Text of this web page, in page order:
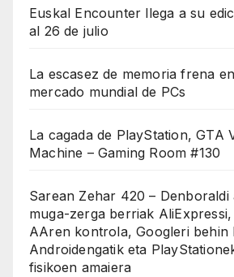
Euskal Encounter llega a su
al 26 de julio
La escasez de memoria frena
mercado mundial de PCs
La cagada de PlayStation, GTA
Machine – Gaming Room #130
Sarean Zehar 420 – Denboraldi
muga-zerga berriak
AAren kontrola, Googleri behin
Androidengatik eta
fisikoen amaiera